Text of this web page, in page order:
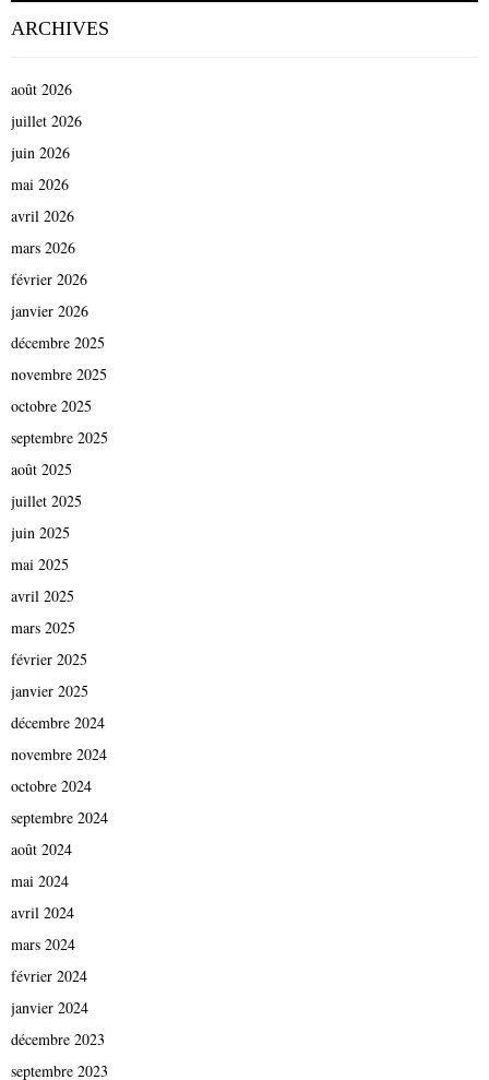
ARCHIVES
août 2026
juillet 2026
juin 2026
mai 2026
avril 2026
mars 2026
février 2026
janvier 2026
décembre 2025
novembre 2025
octobre 2025
septembre 2025
août 2025
juillet 2025
juin 2025
mai 2025
avril 2025
mars 2025
février 2025
janvier 2025
décembre 2024
novembre 2024
octobre 2024
septembre 2024
août 2024
mai 2024
avril 2024
mars 2024
février 2024
janvier 2024
décembre 2023
septembre 2023